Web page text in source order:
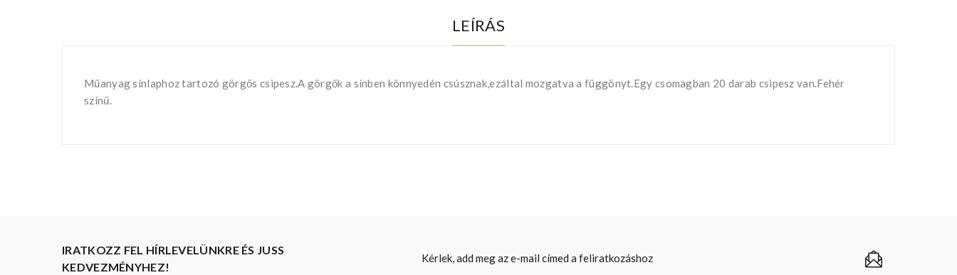
LEÍRÁS
Műanyag sínlaphoz tartozó görgős csipesz.A görgők a sínben könnyedén csúsznak,ezáltal mozgatva a függönyt.Egy csomagban 20 darab csipesz van.Fehér
színű.
IRATKOZZ FEL HÍRLEVELÜNKRE ÉS JUSS
KEDVEZMÉNYHEZ!